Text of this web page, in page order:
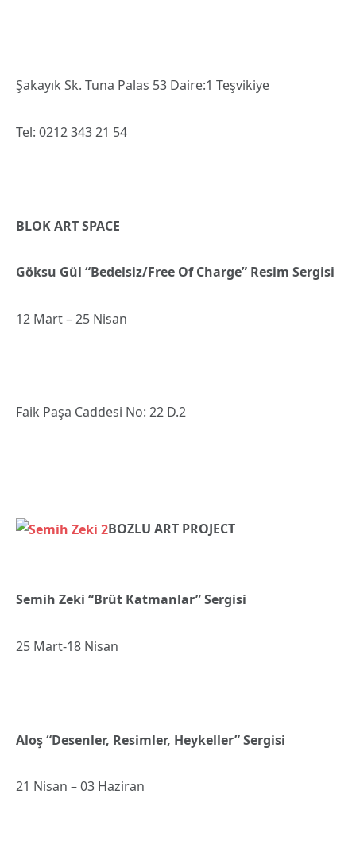
Şakayık Sk. Tuna Palas 53 Daire:1 Teşvikiye
Tel: 0212 343 21 54
BLOK ART SPACE
Göksu Gül “Bedelsiz/Free Of Charge” Resim Sergisi
12 Mart – 25 Nisan
Faik Paşa Caddesi No: 22 D.2
BOZLU ART PROJECT
Semih Zeki “Brüt Katmanlar” Sergisi
25 Mart-18 Nisan
Aloş “Desenler, Resimler, Heykeller” Sergisi
21 Nisan – 03 Haziran